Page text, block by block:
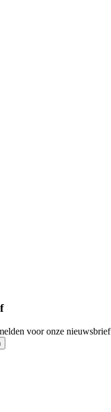
voor onze nieuwsbrief